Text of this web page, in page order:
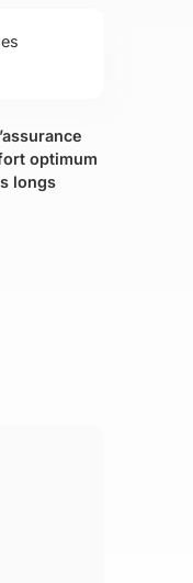
optimum
longs